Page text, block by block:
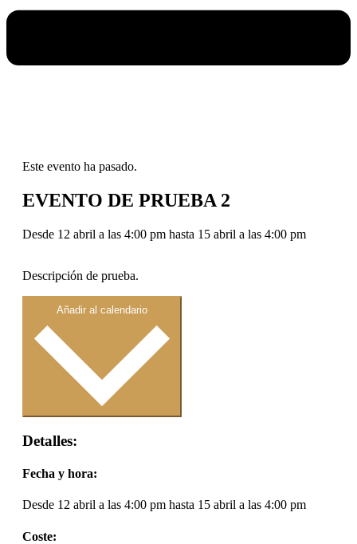
Este evento ha pasado.
EVENTO DE PRUEBA 2
Desde 12 abril a las 4:00 pm hasta 15 abril a las 4:00 pm
Descripción de prueba.
Detalles:
Fecha y hora:
Desde 12 abril a las 4:00 pm hasta 15 abril a las 4:00 pm
Coste: